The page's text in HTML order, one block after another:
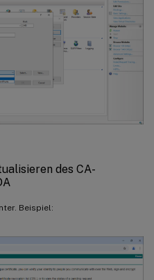
des CA-
Beispiel: